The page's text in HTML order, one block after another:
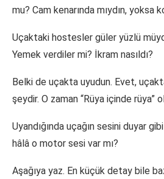
mu? Cam kenarında mıydın, yoksa
Uçaktaki hostesler güler yüzlü
Yemek verdiler mi? İkram nasıldı?
Belki de uçakta uyudun. Evet,
şeydir. O zaman “Rüya içinde rüya”
Uyandığında uçağın sesini duyar
hâlâ o motor sesi var mı?
Aşağıya yaz. En küçük detay bile